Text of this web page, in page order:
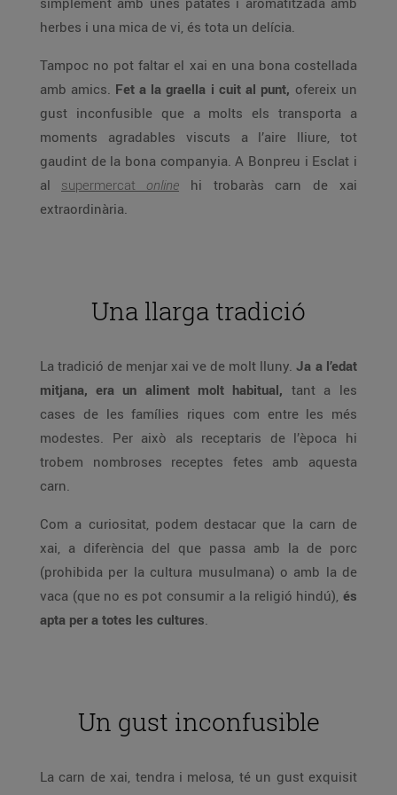
herbes i una mica de vi, és tota un delícia.
Tampoc no pot faltar el xai en una bona costellada
amb amics. Fet a la graella i cuit al punt, ofereix un
gust inconfusible que a molts els transporta a
moments agradables viscuts a l’aire lliure, tot
gaudint de la bona companyia. A Bonpreu i Esclat i
al supermercat online hi trobaràs carn de xai
extraordinària.
Una llarga tradició
La tradició de menjar xai ve de molt lluny. Ja a l’edat
mitjana, era un aliment molt habitual, tant a les
cases de les famílies riques com entre les més
modestes. Per això als receptaris de l’època hi
trobem nombroses receptes fetes amb aquesta
carn.
Com a curiositat, podem destacar que la carn de
xai, a diferència del que passa amb la de porc
(prohibida per la cultura musulmana) o amb la de
vaca (que no es pot consumir a la religió hindú), és
apta per a totes les cultures.
Un gust inconfusible
La carn de xai, tendra i melosa, té un gust exquisit